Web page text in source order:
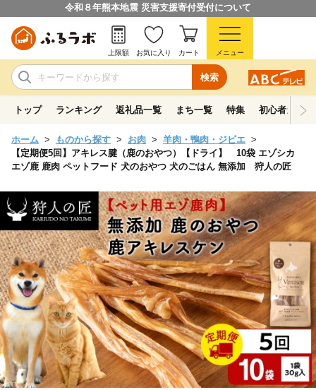
令和８年熊本地震 災害支援寄付受付について
検索
上限額 お気に入り カート メニュー
トップ ランキング 返礼品一覧 まち一覧 特集 初心者ガイド
ホーム ものから探す お肉
羊肉・鴨肉・ジビエ
【定期便5回】アキレス腱（鹿のおやつ）【ドライ】 10袋 エゾシカ
エゾ鹿 鹿肉 ペットフード 犬のおやつ 犬のごはん 無添加 狩人の匠